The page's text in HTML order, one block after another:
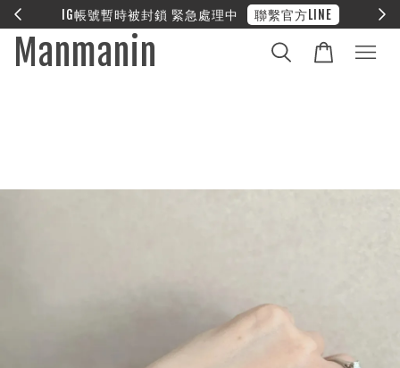
❤︎ 全館滿兩萬享免運
Manmanin